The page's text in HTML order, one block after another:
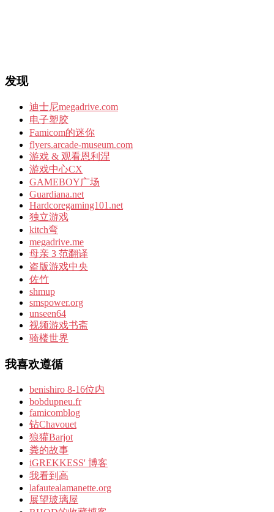
发现
迪士尼megadrive.com
电子塑胶
Famicom的迷你
flyers.arcade-museum.com
游戏 & 观看恩利涅
游戏中心CX
GAMEBOY广场
Guardiana.net
Hardcoregaming101.net
独立游戏
kitch弯
megadrive.me
母亲 3 范翻译
盗版游戏中央
佐竹
shmup
smspower.org
unseen64
视频游戏书斋
骑楼世界
我喜欢遵循
benishiro 8-16位内
bobdupneu.fr
famicomblog
钻Chavouet
狼獾Barjot
粪的故事
iGREKKESS' 博客
我看到高
lafautealamanette.org
展望玻璃屋